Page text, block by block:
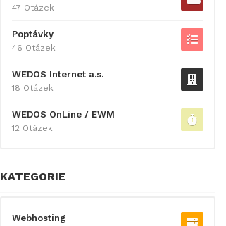
47 Otázek
Poptávky
46 Otázek
WEDOS Internet a.s.
18 Otázek
WEDOS OnLine / EWM
12 Otázek
KATEGORIE
Webhosting